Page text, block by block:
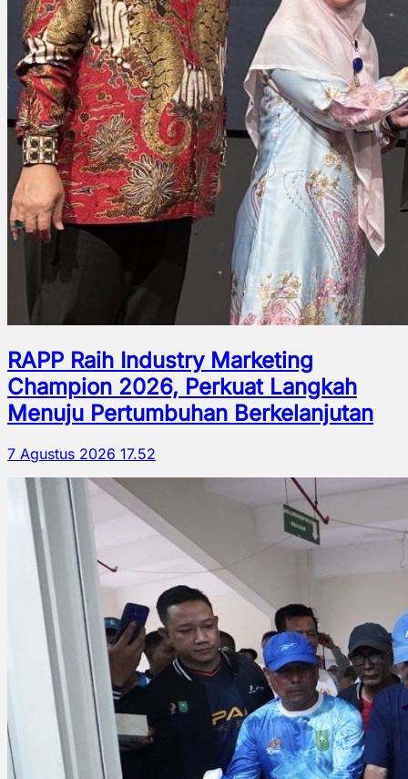
RAPP Raih Industry Marketing
Champion 2026, Perkuat Langkah
Menuju Pertumbuhan Berkelanjutan
7 Agustus 2026 17.52